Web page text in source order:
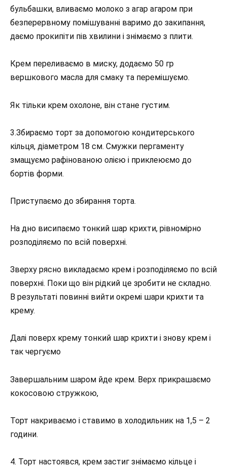
бульбашки, вливаємо молоко з агар агаром при
безперервному помішуванні варимо до закипання,
даємо прокипіти пів хвилини і знімаємо з плити.
Крем переливаємо в миску, додаємо 50 гр
вершкового масла для смаку та перемішуємо.
Як тільки крем охолоне, він стане густим.
3.Збираємо торт за допомогою кондитерського
кільця, діаметром 18 см. Смужки пергаменту
змащуємо рафінованою олією і приклеюємо до
бортів форми.
Приступаємо до збирання торта.
На дно висипаємо тонкий шар крихти, рівномірно
розподіляємо по всій поверхні.
Зверху рясно викладаємо крем і розподіляємо по всій
поверхні. Поки що він рідкий це зробити не складно.
В результаті повинні вийти окремі шари крихти та
крему.
Далі поверх крему тонкий шар крихти і знову крем і
так чергуємо
Завершальним шаром йде крем. Верх прикрашаємо
кокосовою стружкою,
Торт накриваємо і ставимо в холодильник на 1,5 – 2
години.
4. Торт настоявся, крем застиг знімаємо кільце і